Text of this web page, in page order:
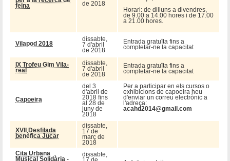
feina de 2018
Horari: de dilluns a divendres,
de 9.00 a 14.00 hores i de 17.00
a 21.00 hores.
Vilapod 2018
dissabte,
7 d'abril
de 2018
Entrada gratuïta fins a
completar-ne la capacitat
IX Trofeu Gim Vila-
real
dissabte,
7 d'abril
de 2018
Entrada gratuïta fins a
completar-ne la capacitat
Capoeira
del 3
d'abril de
2018 fins
al 28 de
juny de
2018
Per a participar en els cursos o
exhibicions de capoeira heu
d'enviar un correu electrònic a
l'adreça:
acahd2014@gmail.com
XVII Desfilada
benèfica Jucar
dissabte,
17 de
març de
2018
Cita Urbana
Musical Solidària -
dissabte,